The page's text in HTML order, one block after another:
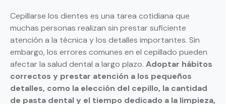
Cepillarse los dientes es una tarea cotidiana que
muchas personas realizan sin prestar suficiente
atención a la técnica y los detalles importantes. Sin
embargo, los errores comunes en el cepillado pueden
afectar la salud dental a largo plazo. Adoptar hábitos
correctos y prestar atención a los pequeños
detalles, como la elección del cepillo, la cantidad
de pasta dental y el tiempo dedicado a la limpieza,